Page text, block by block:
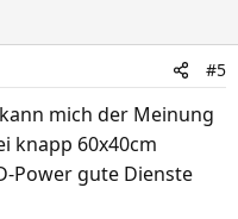
#5
mich der Meinung
knapp 60x40cm
Power gute Dienste